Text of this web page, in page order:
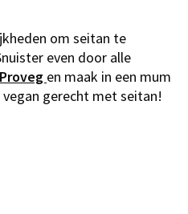
om seitan te
even door alle
Proveg en maak in een mum
gerecht met seitan!